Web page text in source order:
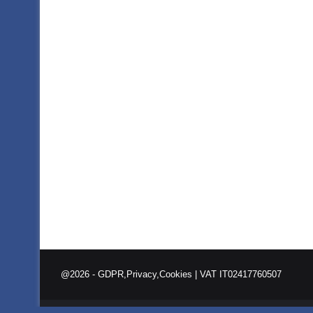
@2026 - GDPR,Privacy,Cookies | VAT IT02417760507